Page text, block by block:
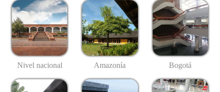
Nivel nacional Amazonía Bogotá